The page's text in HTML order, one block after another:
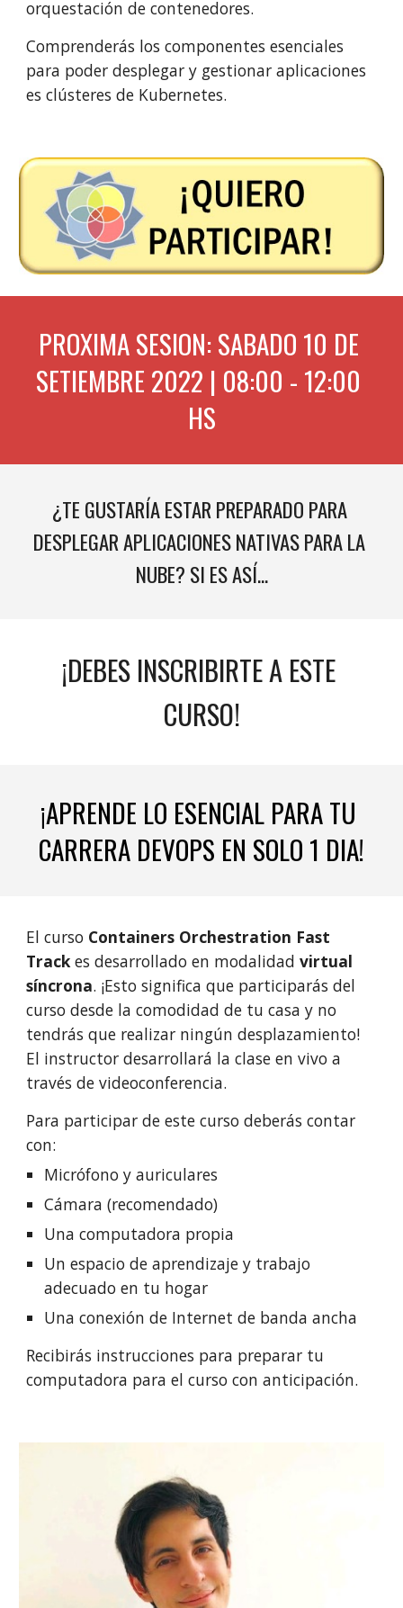
orquestación de contenedores.
Comprenderás los componentes esenciales
para poder desplegar y gestionar aplicaciones
es clústeres de Kubernetes.
PROXIMA SESION: SABADO 10 DE
SETIEMBRE 2022 | 08:00 - 12:00
HS
¿TE GUSTARÍA ESTAR PREPARADO PARA
DESPLEGAR APLICACIONES NATIVAS PARA LA
NUBE? SI ES ASÍ...
¡DEBES INSCRIBIRTE A ESTE
CURSO!
¡APRENDE LO ESENCIAL PARA TU
CARRERA DEVOPS EN SOLO 1 DIA!
El curso Containers Orchestration Fast
Track es desarrollado en modalidad virtual
síncrona. ¡Esto significa que participarás del
curso desde la comodidad de tu casa y no
tendrás que realizar ningún desplazamiento!
El instructor desarrollará la clase en vivo a
través de videoconferencia.
Para participar de este curso deberás contar
con:
Micrófono y auriculares
Cámara (recomendado)
Una computadora propia
Un espacio de aprendizaje y trabajo
adecuado en tu hogar
Una conexión de Internet de banda ancha
Recibirás instrucciones para preparar tu
computadora para el curso con anticipación.